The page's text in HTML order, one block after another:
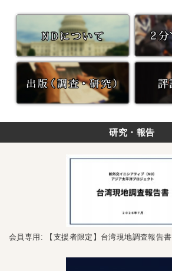
研究・報告
会員専用: 【支援者限定】台湾現地調査報告書